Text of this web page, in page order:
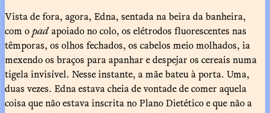
Vista de fora, agora, Edna, sentada na beira da banheira,
com opadapoiado no colo, os elétrodos fluorescentes nas
têmporas, os olhos fechados, os cabelos meio molhados, ia
mexendo os braços para apanhar e despejar os cereais numa
tigela invisível. Nesse instante, a mãe bateu à porta. Uma,
duas vezes. Edna estava cheia de vontade de comer aquela
coisa que não estava inscrita no Plano Dietético e que não a